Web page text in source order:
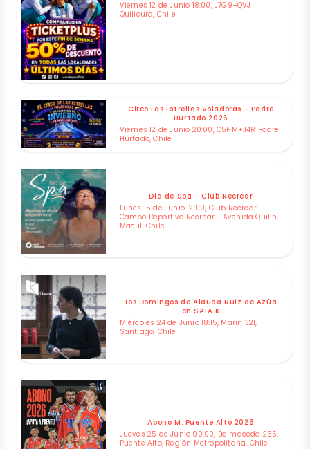
Viernes 12 de Junio 18:00, J7G9+QVJ
Quilicura, Chile
Circo Las Estrellas Voladoras - Padre
Hurtado 2026
Viernes 12 de Junio 20:00, C5HM+J4R Padre
Hurtado, Chile
Dia de Spa - Club Recrear
Lunes 15 de Junio 12:00, Club Recrear -
Campo Deportivo Recrear - Avenida Quilin,
Macul, Chile
Los Domingos de Alauda Ruiz de Azúa
en SALA K
Miércoles 24 de Junio 18:15, Marín 321,
Santiago, Chile
Abono M. Puente Alto 2026
Jueves 25 de Junio 00:00, Balmaceda 265,
Puente Alto, Región Metropolitana, Chile